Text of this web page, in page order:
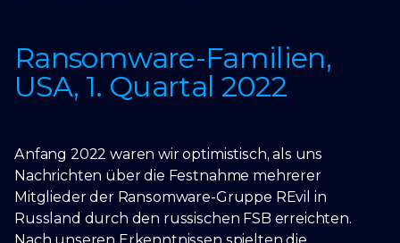
Ransomware-Familien,
USA, 1. Quartal 2022
Anfang 2022 waren wir optimistisch, als uns
Nachrichten über die Festnahme mehrerer
Mitglieder der Ransomware-Gruppe REvil in
Russland durch den russischen FSB erreichten.